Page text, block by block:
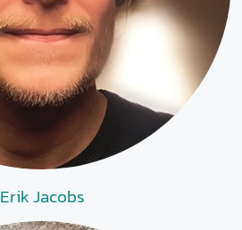
Erik Jacobs